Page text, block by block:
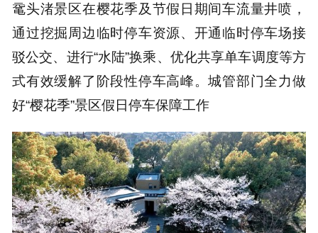
鼋头渚景区在樱花季及节假日期间车流量井喷，
通过挖掘周边临时停车资源、开通临时停车场接
驳公交、进行“水陆”换乘、优化共享单车调度等方
式有效缓解了阶段性停车高峰。城管部门全力做
好“樱花季”景区假日停车保障工作